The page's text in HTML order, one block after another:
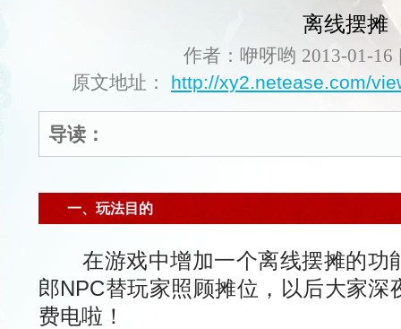
离线摆摊
作者：咿呀哟 2013-01-16
原文地址： http://xy2.netease.com/
导读：
一、玩法目的
在游戏中增加一个离线摆摊的功
郎NPC替玩家照顾摊位，以后大家
费电啦！